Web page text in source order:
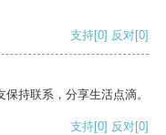
支持[0] 反对[0]
持联系，分享生活点滴。
支持[0] 反对[0]